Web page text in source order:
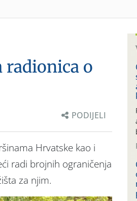
radionica o
PODIJELI
Hrvatske kao i
radi brojnih ograničenja
za njim.